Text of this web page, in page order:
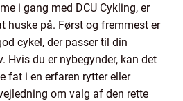
i gang med DCU Cykling, er
huske på. Først og fremmest er
cykel, der passer til din
Hvis du er nybegynder, kan det
fat i en erfaren rytter eller
om valg af den rette